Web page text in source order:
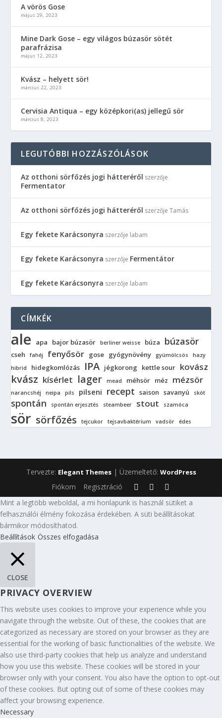
A vörös Gose
május 29, 2023
Mine Dark Gose – egy világos búzasör sötét
parafrázisa
május 12, 2023
Kvász – helyett sör!
március 22, 2023
Cervisia Antiqua – egy középkori(as) jellegű sör
március 8, 2023
LEGUTÓBBI HOZZÁSZÓLÁSOK
Az otthoni sörfőzés jogi hátteréről szerzője
Fermentator
Az otthoni sörfőzés jogi hátteréről szerzőjeTamás
Egy fekete Karácsonyra szerzője labam
Egy fekete Karácsonyra szerzője Fermentátor
Egy fekete Karácsonyra szerzője labam
CÍMKÉK
ale apa bajor búzasör berliner weisse búza búzasör
cseh fahéj fenyősör gose gyógynövény gyümölcsös
hazy
hibrid
hidegkomlózás IPA jégkorong kettle sour kovász
kvász kísérlet lager mead méhsör méz mézsör
narancshéj neipa pils pilseni recept saison savanyú skót
spontán spontán erjesztés steambeer stout szamóca
sör sörfőzés tejcukor tejsavbaktérium vadsör édes
Tervezte: Elegant Themes| Üzemeltető: WordPress
Fiókom
Regisztráció
Mint a legtöbb weboldal, a mi honlapunk is használ sütiket a
felhasználói élmény fokozása érdekében. A süti beállításokat
bármikor módosíthatod.
Beállítások Összes elfogadása
CLOSE
PRIVACY OVERVIEW
This website uses cookies to improve your experience while you
navigate through the website. Out of these, the cookies that are
categorized as necessary are stored on your browser as they are
essential for the working of basic functionalities of the website. We
also use third-party cookies that help us analyze and understand
how you use this website. These cookies will be stored in your
browser only with your consent. You also have the option to opt-out
of these cookies. But opting out of some of these cookies may
affect your browsing experience.
Necessary